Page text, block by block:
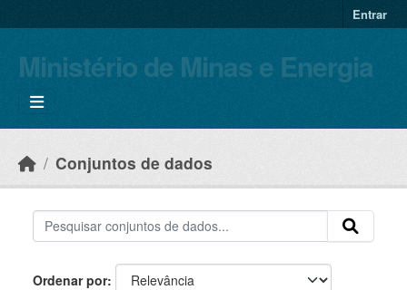
Entrar
Ministério de Minas e Energia
Conjuntos de dados
Ordenar por